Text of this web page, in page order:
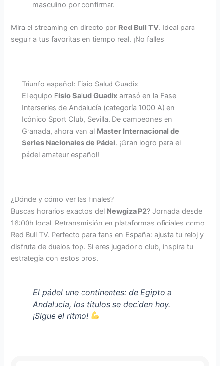
masculino por confirmar.
Mira el streaming en directo por Red Bull TV. Ideal para
seguir a tus favoritas en tiempo real. ¡No falles!
Triunfo español: Fisio Salud Guadix
El equipo Fisio Salud Guadix arrasó en la Fase
Interseries de Andalucía (categoría 1000 A) en
Icónico Sport Club, Sevilla. De campeones en
Granada, ahora van al Master Internacional de
Series Nacionales de Pádel. ¡Gran logro para el
pádel amateur español!
¿Dónde y cómo ver las finales?
Buscas horarios exactos del Newgiza P2? Jornada desde
16:00h local. Retransmisión en plataformas oficiales como
Red Bull TV. Perfecto para fans en España: ajusta tu reloj y
disfruta de duelos top. Si eres jugador o club, inspira tu
estrategia con estos pros.
El pádel une continentes: de Egipto a
Andalucía, los títulos se deciden hoy.
¡Sigue el ritmo!